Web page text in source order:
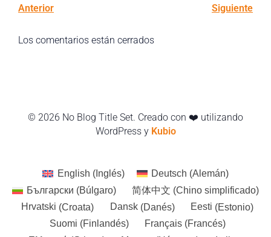
Anterior Siguiente
Los comentarios están cerrados
© 2026 No Blog Title Set. Creado con ❤️ utilizando
WordPress y Kubio
English (Inglés) Deutsch (Alemán)
Български (Búlgaro) 简体中文 (Chino simplificado)
Hrvatski (Croata) Dansk(Danés) Eesti (Estonio)
Suomi (Finlandés) Français(Francés)